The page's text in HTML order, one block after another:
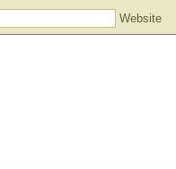
Website